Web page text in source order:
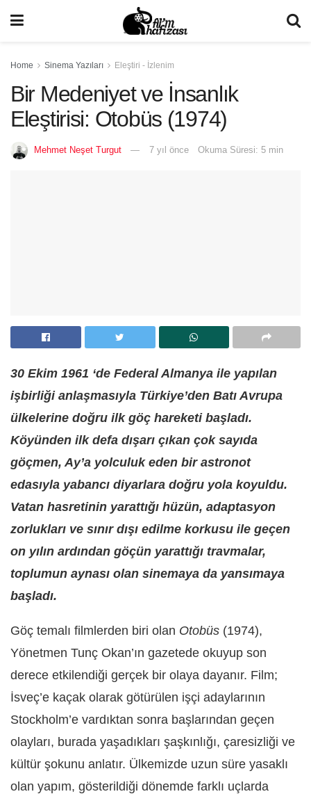
Home Sinema Yazıları Eleştiri - İzlenim
Bir Medeniyet ve İnsanlık
Eleştirisi: Otobüs (1974)
Mehmet Neşet Turgut 7 yıl önce Okuma Süresi: 5 min
30 Ekim 1961 ‘de Federal Almanya ile yapılan
işbirliği anlaşmasıyla Türkiye’den Batı Avrupa
ülkelerine doğru ilk göç hareketi başladı.
Köyünden ilk defa dışarı çıkan çok sayıda
göçmen, Ay’a yolculuk eden bir astronot
edasıyla yabancı diyarlara doğru yola koyuldu.
Vatan hasretinin yarattığı hüzün, adaptasyon
zorlukları ve sınır dışı edilme korkusu ile geçen
on yılın ardından göçün yarattığı travmalar,
toplumun aynası olan sinemaya da yansımaya
başladı.
Göç temalı filmlerden biri olan Otobüs (1974),
Yönetmen Tunç Okan’ın gazetede okuyup son
derece etkilendiği gerçek bir olaya dayanır. Film;
İsveç’e kaçak olarak götürülen işçi adaylarının
Stockholm’e vardıktan sonra başlarından geçen
olayları, burada yaşadıkları şaşkınlığı, çaresizliği ve
kültür şokunu anlatır. Ülkemizde uzun süre yasaklı
olan yapım, gösterildiği dönemde farklı uçlarda